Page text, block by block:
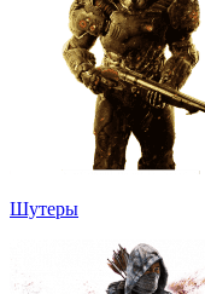
Шутеры